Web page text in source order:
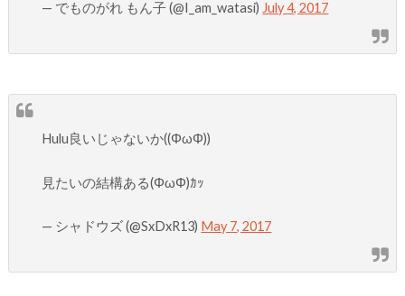
— でものがれ もん子 (@I_am_watasi) July 4, 2017
Hulu良いじゃないか((ΦωΦ))
見たいの結構ある(ΦωΦ)ｶｯ
— シャドウズ (@SxDxR13) May 7, 2017